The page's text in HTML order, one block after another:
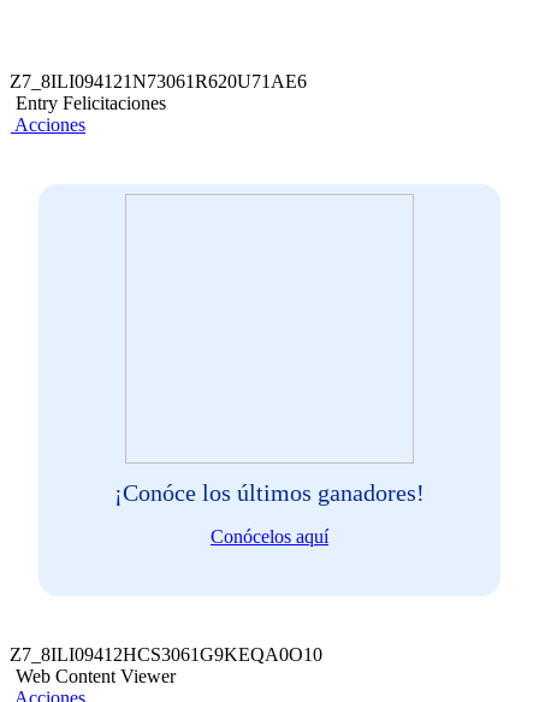
Z7_8ILI094121N73061R620U71AE6
Entry Felicitaciones
Acciones
¡Conóce los últimos ganadores!
Conócelos aquí
Z7_8ILI09412HCS3061G9KEQA0O10
Web Content Viewer
Acciones